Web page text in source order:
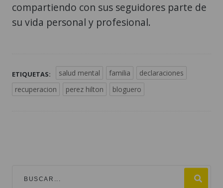
compartiendo con sus seguidores parte de
su vida personal y profesional.
ETIQUETAS: salud mental familia
declaraciones
recuperacion
perez hilton bloguero